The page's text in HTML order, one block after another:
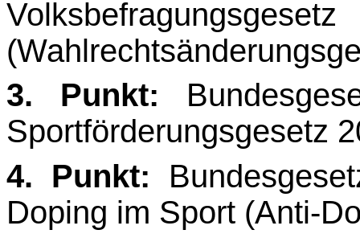
3. Punkt:
Sportförderungsgesetz
4. Punkt:
Doping im Sport (Anti-